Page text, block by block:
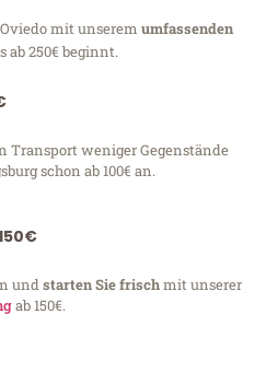
mit unserem umfassenden
ab 250€ beginnt.
Transport weniger Gegenstände
schon ab 100€ an.
undstarten Sie frischmit unserer
ab 150€.